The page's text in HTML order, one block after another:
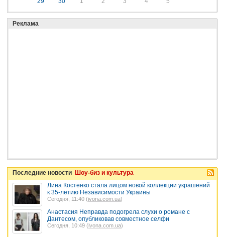
Реклама
Последние новости Шоу-биз и культура
Лина Костенко стала лицом новой коллекции украшений
к 35-летию Независимости Украины
Сегодня, 11:40 (ivona.com.ua)
Анастасия Неправда подогрела слухи о романе с
Дантесом, опубликовав совместное селфи
Сегодня, 10:49 (ivona.com.ua)